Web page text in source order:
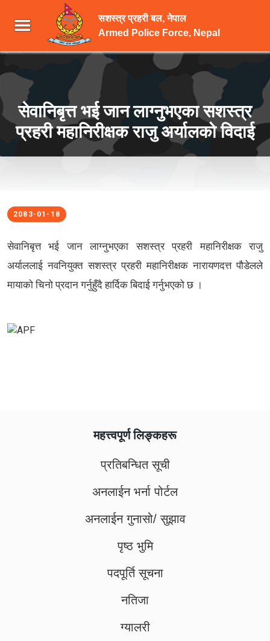
सशस्त्र प्रहरी बल, नेपाल
Armed Police Force, Nepal
सेवानिबृत्त भई जान लाग्नुभएका सशस्त्र
प्रहरी महानिरीक्षक राजु अर्यालको विदाई
2083-01-18
सेवानिबृत्त भई जान लाग्नुभएका सशस्त्र प्रहरी महानिरीक्षक राजु
अर्याललाई नवनियुक्त सशस्त्र प्रहरी महानिरीक्षक नारायणदत्त पौडेलले
मायाको चिनो प्रदान गर्नुहुँदै हार्दिक बिदाई गर्नुभएको छ ।
महत्त्वपूर्ण लिङ्कहरू
प्रतिबन्धित सूची
अनलाईन भर्ना पोर्टल
अनलाईन गुनासो/ सुझाव
पृष्ठ भुमि
पदपूर्ति सूचना
नतिजा
ग्यालरी